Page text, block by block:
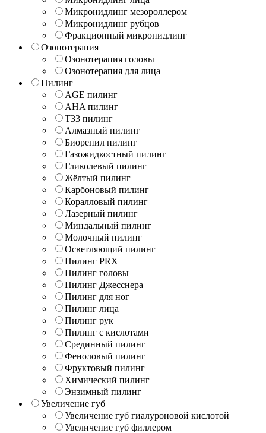
Микронидлинг мезороллером
Микронидлинг рубцов
Фракционный микронидлинг
Озонотерапия
Озонотерапия головы
Озонотерапия для лица
Пилинг
AGE пилинг
AHA пилинг
T33 пилинг
Алмазный пилинг
Биорепил пилинг
Газожидкостный пилинг
Гликолевый пилинг
Жёлтый пилинг
Карбоновый пилинг
Коралловый пилинг
Лазерный пилинг
Миндальный пилинг
Молочный пилинг
Осветляющий пилинг
Пилинг PRX
Пилинг головы
Пилинг Джесснера
Пилинг для ног
Пилинг лица
Пилинг рук
Пилинг с кислотами
Срединный пилинг
Феноловый пилинг
Фруктовый пилинг
Химический пилинг
Энзимный пилинг
Увеличение губ
Увеличение губ гиалуроновой кислотой
Увеличение губ филлером